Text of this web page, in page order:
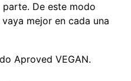
parte. De este modo
mejor en cada una
Aproved VEGAN.